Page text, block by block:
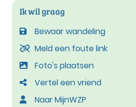
Ik wil graag
Bewaar wandeling
Meld een foute link
Foto's plaatsen
Vertel een vriend
Naar MijnWZP